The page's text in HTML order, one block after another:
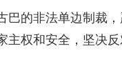
巴的非法单边制裁
主权和安全，坚决